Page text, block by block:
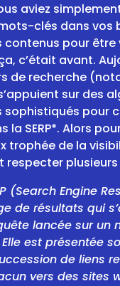
aviez
clés dans vos
contenus pour être
c’était avant.
de recherche
sur des
sophistiqués pour
la SERP*. Alors
trophée de la
respecter
(Search Engine
de résultats qui
lancée sur un
est présentée
de liens
vers des sites